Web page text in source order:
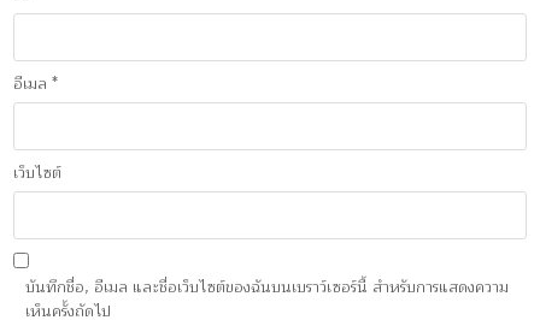
อีเมล*
เว็บไซต์
บันทึกชื่อ, อีเมล และชื่อเว็บไซต์ของฉันบนเบราว์เซอร์นี้ สำหรับการแสดงความ
เห็นครั้งถัดไป